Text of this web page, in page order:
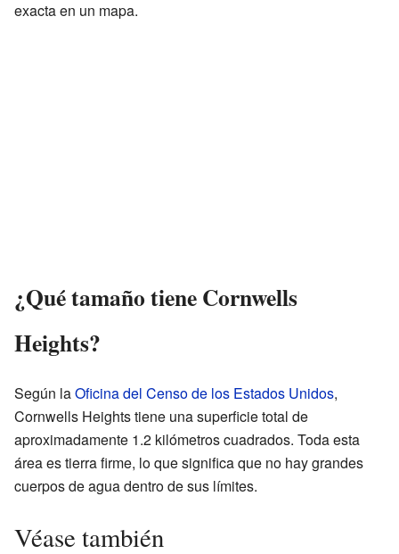
exacta en un mapa.
¿Qué tamaño tiene Cornwells
Heights?
Según laOficina del Censo de los Estados Unidos,
Cornwells Heights tiene una superficie total de
aproximadamente 1.2 kilómetros cuadrados. Toda esta
área es tierra firme, lo que significa que no hay grandes
cuerpos de agua dentro de sus límites.
Véase también